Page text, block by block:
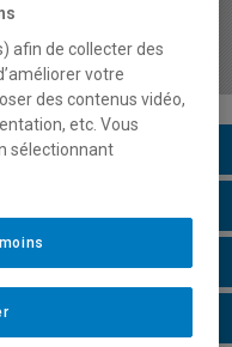
et à la
afin de collecter des
votre
des contenus vidéo,
etc. Vous
sélectionnant